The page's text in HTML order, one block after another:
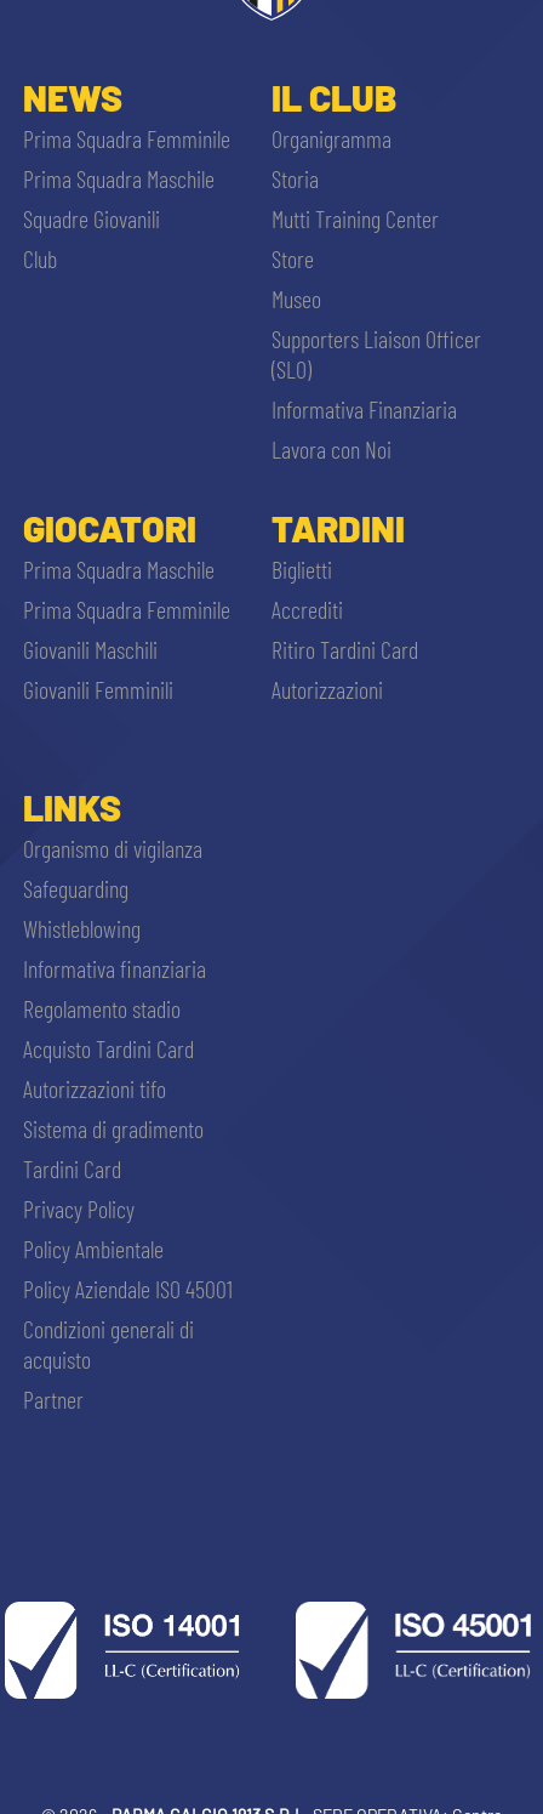
NEWS
Prima Squadra Femminile
Prima Squadra Maschile
Squadre Giovanili
Club
IL CLUB
Organigramma
Storia
Mutti Training Center
Store
Museo
Supporters Liaison Officer
(SLO)
Informativa Finanziaria
Lavora con Noi
GIOCATORI
Prima Squadra Maschile
Prima Squadra Femminile
Giovanili Maschili
Giovanili Femminili
TARDINI
Biglietti
Accrediti
Ritiro Tardini Card
Autorizzazioni
LINKS
Organismo di vigilanza
Safeguarding
Whistleblowing
Informativa finanziaria
Regolamento stadio
Acquisto Tardini Card
Autorizzazioni tifo
Sistema di gradimento
Tardini Card
Privacy Policy
Policy Ambientale
Policy Aziendale ISO 45001
Condizioni generali di
acquisto
Partner
ACCETTA E SALVA